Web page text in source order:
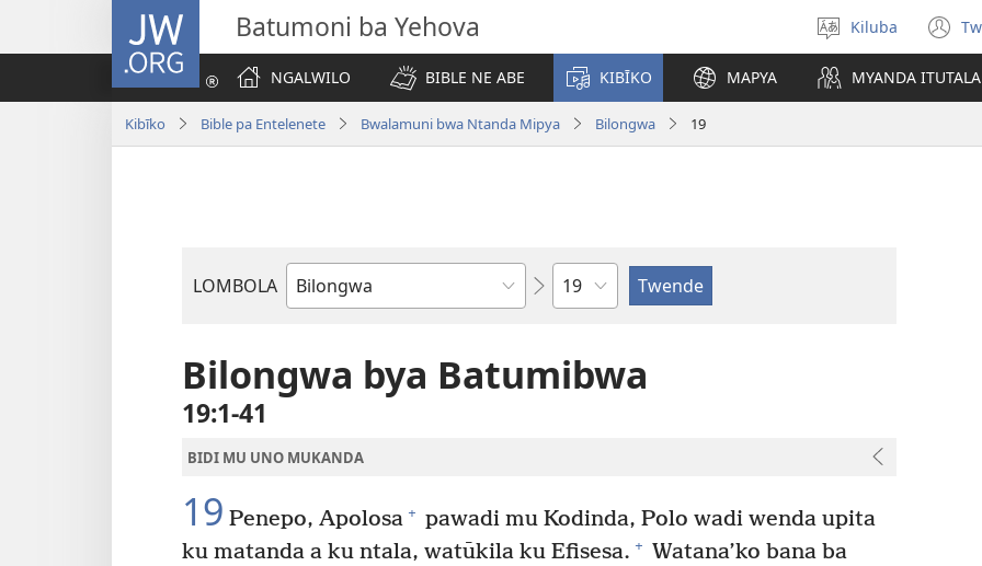
JW.ORG Batumoni ba Yehova
Tonga
Ludimi
Kiluba
NGALWILO
BIBLE NE ABE KIBĪKO MAPYA MYANDA ITUTALA
Kibīko Bible pa Entelenete Bwalamuni bwa Ntanda Mipya Bilongwa 19
LOMBOLA
Mukanda
Bible
Shapita
Bilongwa bya Batumibwa
19:1-41
BIDI MU UNO MUKANDA
19 Penepo, Apolosa + pawadi mu Kodinda, Polo wadi wenda upita
ku matanda a ku ntala, watūkila ku Efisesa. + Watana’ko bana ba